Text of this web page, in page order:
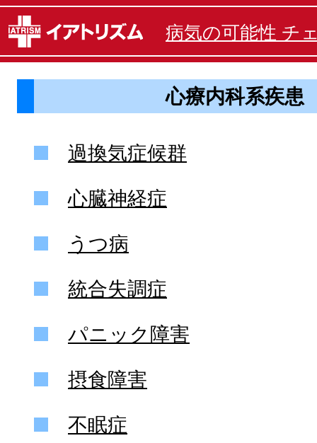
病気の可能性 チ
心療内科系疾患
過換気症候群
心臓神経症
うつ病
統合失調症
パニック障害
摂食障害
不眠症